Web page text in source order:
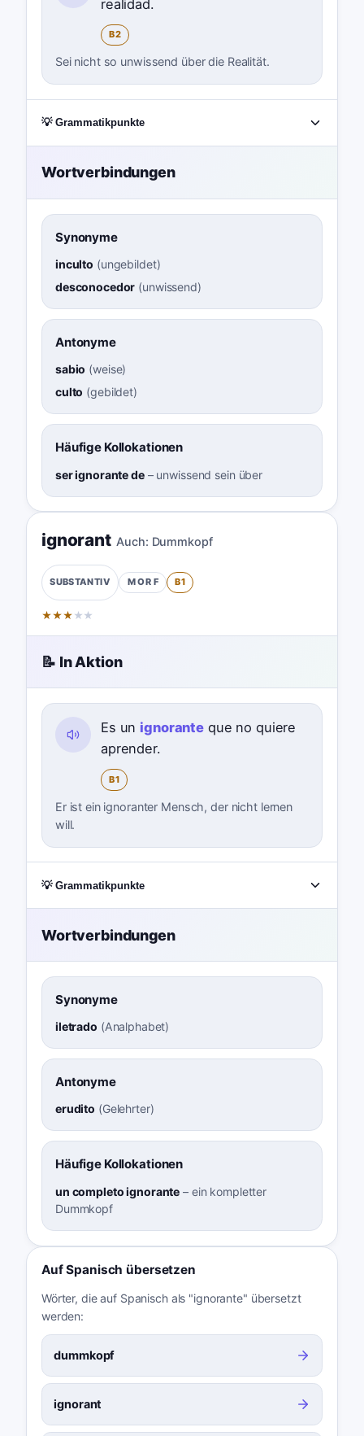
realidad.
B2
Sei nicht so unwissend über die Realität.
💡 Grammatikpunkte
Wortverbindungen
Synonyme
inculto (ungebildet)
desconocedor (unwissend)
Antonyme
sabio (weise)
culto (gebildet)
Häufige Kollokationen
ser ignorante de– unwissend sein über
ignorant Auch: Dummkopf
SUBSTANTIV M OR F B1
★★★ ★ ★
📝 In Aktion
Es un ignorante que no quiere
aprender.
B1
Er ist ein ignoranter Mensch, der nicht lernen
will.
💡 Grammatikpunkte
Wortverbindungen
Synonyme
iletrado (Analphabet)
Antonyme
erudito (Gelehrter)
Häufige Kollokationen
un completo ignorante – ein kompletter
Dummkopf
Auf Spanisch übersetzen
Wörter, die auf Spanisch als "ignorante" übersetzt
werden:
dummkopf
ignorant